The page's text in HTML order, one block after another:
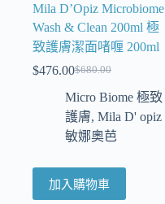
Mila D’Opiz Microbiome
Wash & Clean 200ml 極
致護膚潔面啫喱 200ml
$680.00
$476.00
Micro Biome 極致
護膚, Mila D' opiz
敏娜奧芭
加入購物車